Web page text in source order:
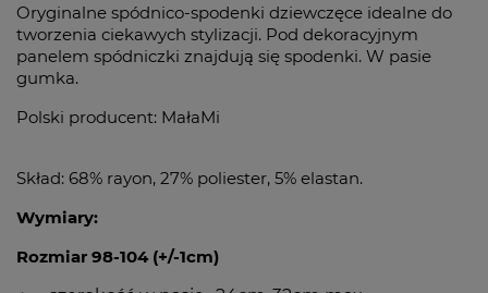
Oryginalne spódnico-spodenki dziewczęce idealne do
tworzenia ciekawych stylizacji. Pod dekoracyjnym
panelem spódniczki znajdują się spodenki. W pasie
gumka.
Polski producent: MałaMi
Skład: 68% rayon, 27% poliester, 5% elastan.
Wymiary:
Rozmiar 98-104 (+/-1cm)